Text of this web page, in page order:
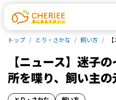
トップ とり・さかな 飼い方
【ニュース】迷子
所を喋り、飼い主